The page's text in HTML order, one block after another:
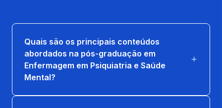
36 horas
CONCEPÇÃO HISTÓRICA SOCIAL DA
PSIQUIATRIA
Quais são os principais conteúdos
abordados na pós-graduação em
Enfermagem em Psiquiatria e Saúde
Mental?